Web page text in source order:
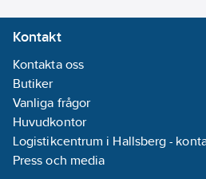
Kontakt
Kontakta oss
Butiker
Vanliga frågor
Huvudkontor
Logistikcentrum i Hallsberg -
Press och media